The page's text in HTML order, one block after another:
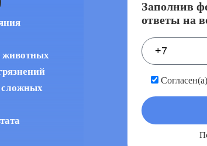
животных
сложных
Заполнив
ответы на